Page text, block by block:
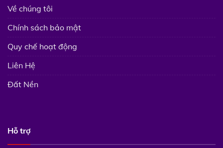
Về chúng tôi
Chính sách bảo mật
Quy chế hoạt động
Liên Hệ
Đất Nền
Hỗ trợ